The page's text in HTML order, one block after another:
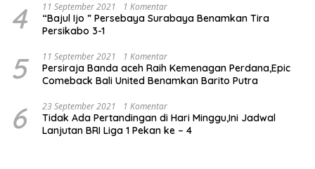
4 11 September 2021 1 Komentar
“Bajul Ijo ” Persebaya Surabaya Benamkan Tira
Persikabo 3-1
5 11 September 2021 1 Komentar
Persiraja Banda aceh Raih Kemenagan Perdana,Epic
Comeback Bali United Benamkan Barito Putra
6 23 September 2021 1 Komentar
Tidak Ada Pertandingan di Hari Minggu,Ini Jadwal
Lanjutan BRI Liga 1 Pekan ke – 4